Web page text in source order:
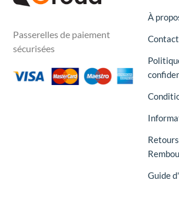
Passerelles de paiement
sécurisées
À
Guide